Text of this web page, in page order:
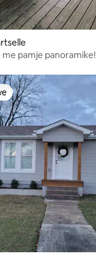
pamje panoramike!